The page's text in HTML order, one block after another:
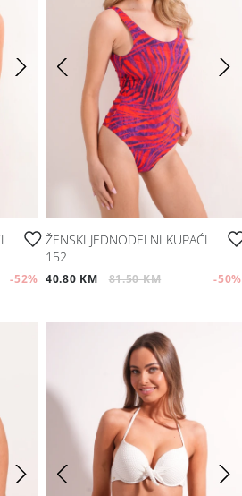
-52%
ŽENSKI JEDNODELNI KUPAĆI
152
40.80 KM 81.50 KM -50%